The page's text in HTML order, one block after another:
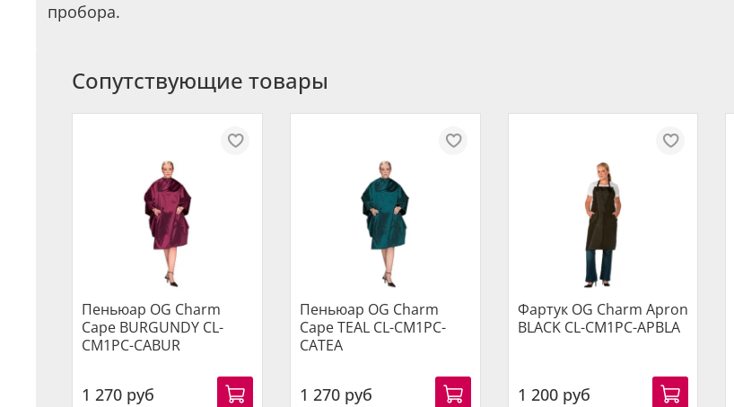
пробора.
Сопутствующие товары
Пеньюар OG Charm
Cape BURGUNDY CL-
CM1PC-CABUR
1 270 руб
Пеньюар OG Charm
Cape TEAL CL-CM1PC-
CATEA
1 270 руб
Фартук OG Charm Apron
BLACK CL-CM1PC-APBLA
1 200 руб